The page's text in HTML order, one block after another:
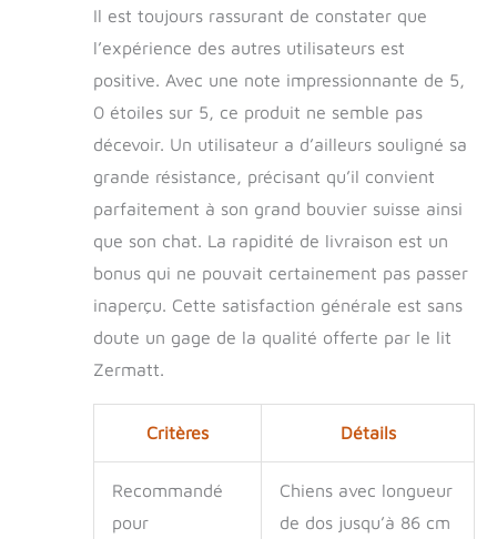
ce panier pour chien
un véritable
polyvalent qui peut
également être
canapé pour chien
ou canapé pour
chien
Caractéristiques :
lavable et facile
d'entretien, robuste
hygiénique et sans
odeur, rembourrage
thermique isolant,
adapté aux chiens
incontinents, certifié
Öko-Tex Standard
extérieur : mélange
de coton (90 %
Il est toujours rassurant de constater que
l’expérience des autres utilisateurs est
positive. Avec une note impressionnante de 5,
0 étoiles sur 5, ce produit ne semble pas
décevoir. Un utilisateur a d’ailleurs souligné sa
grande résistance, précisant qu’il convient
parfaitement à son grand bouvier suisse ainsi
que son chat. La rapidité de livraison est un
bonus qui ne pouvait certainement pas passer
inaperçu. Cette satisfaction générale est sans
doute un gage de la qualité offerte par le lit
Zermatt.
Critères Détails
Recommandé
pour
Chiens avec longueur
de dos jusqu’à 86 cm